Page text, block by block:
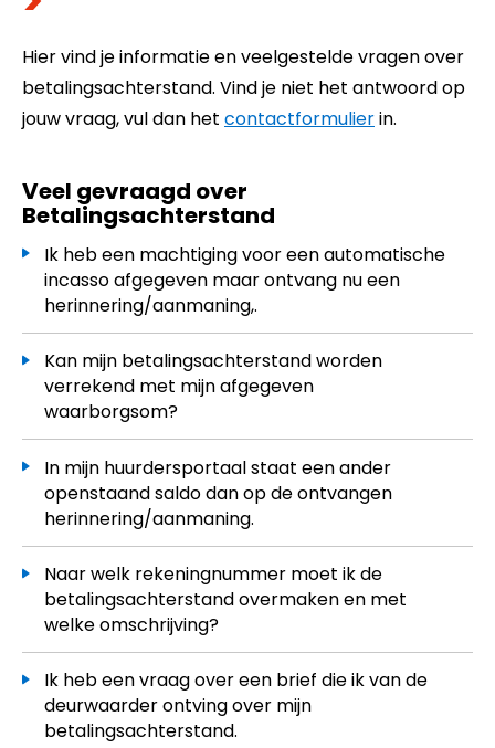
Hier vind je informatie en veelgestelde vragen over
betalingsachterstand. Vind je niet het antwoord op
jouw vraag, vul dan het contactformulierin.
Veel gevraagd over
Betalingsachterstand
Ik heb een machtiging voor een automatische
incasso afgegeven maar ontvang nu een
herinnering/aanmaning,.
Kan mijn betalingsachterstand worden
verrekend met mijn afgegeven
waarborgsom?
In mijn huurdersportaal staat een ander
openstaand saldo dan op de ontvangen
herinnering/aanmaning.
Naar welk rekeningnummer moet ik de
betalingsachterstand overmaken en met
welke omschrijving?
Ik heb een vraag over een brief die ik van de
deurwaarder ontving over mijn
betalingsachterstand.